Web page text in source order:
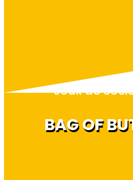
Jeux de
BAG OF